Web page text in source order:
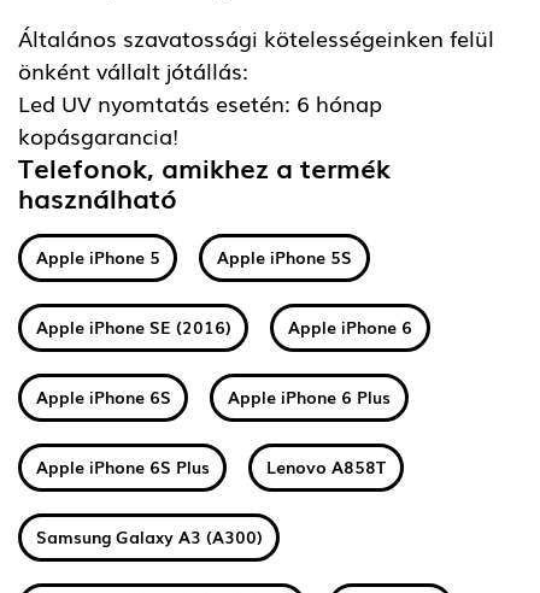
Általános szavatossági kötelességeinken felül
önként vállalt jótállás:
Led UV nyomtatás esetén: 6 hónap
kopásgarancia!
Telefonok, amikhez a termék
használható
Apple iPhone 5 Apple iPhone 5S
Apple iPhone SE (2016) Apple iPhone 6
Apple iPhone 6S Apple iPhone 6 Plus
Apple iPhone 6S Plus Lenovo A858T
Samsung Galaxy A3 (A300)